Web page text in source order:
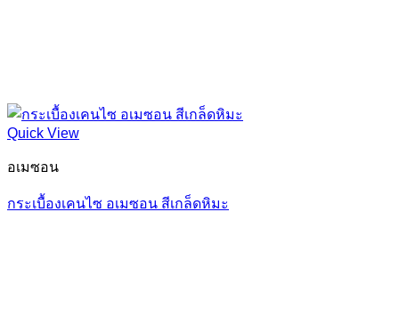
Quick View
อเมซอน
กระเบื้องเคนไซ อเมซอน สีเกล็ดหิมะ